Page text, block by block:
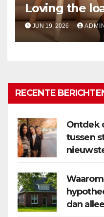
Loving the
JUN 19, 2026
RECENTE
Ontdek
tussen
dan